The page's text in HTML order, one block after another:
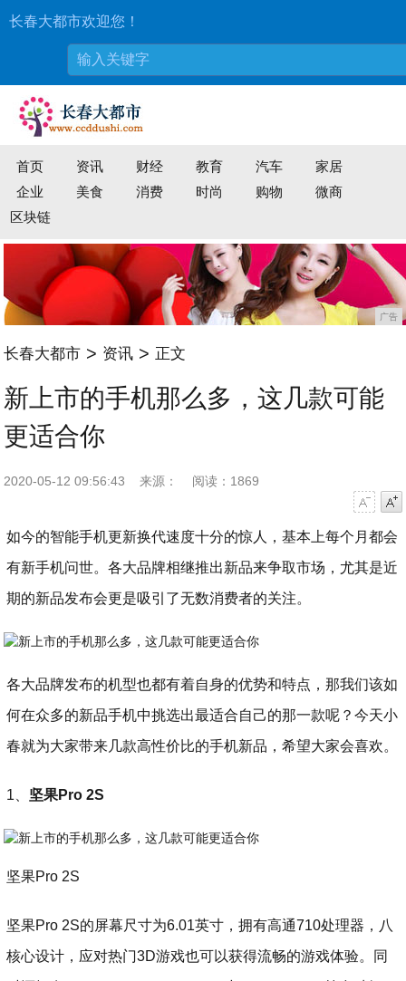
长春大都市欢迎您！
首页 资讯 财经 教育 汽车
家居
企业
美食 消费 时尚 购物
微商
区块链
广告
长春大都市 > 资讯 > 正文
新上市的手机那么多，这几款可能
更适合你
2020-05-12 09:56:43 来源：
阅读：1869
如今的智能手机更新换代速度十分的惊人，基本上每个月都会
有新手机问世。各大品牌相继推出新品来争取市场，尤其是近
期的新品发布会更是吸引了无数消费者的关注。
各大品牌发布的机型也都有着自身的优势和特点，那我们该如
何在众多的新品手机中挑选出最适合自己的那一款呢？今天小
春就为大家带来几款高性价比的手机新品，希望大家会喜欢。
1、 坚果Pro 2S
坚果Pro 2S
坚果Pro 2S的屏幕尺寸为6.01英寸，拥有高通710处理器，八
核心设计，应对热门3D游戏也可以获得流畅的游戏体验。同